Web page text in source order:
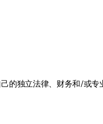
的独立法律、财务和/或专